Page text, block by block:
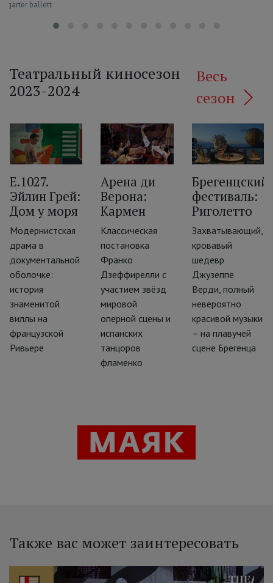
ballett
Театральный киносезон
2023-2024
Весь
сезон
E.1027.
Эйлин Грей:
Дом у моря
Модернистская
драма в
документальной
оболочке:
история
знаменитой
виллы на
французской
Ривьере
Арена ди
Верона:
Кармен
Классическая
постановка
Франко
Дзеффирелли с
участием звёзд
мировой
оперной сцены и
испанских
танцоров
фламенко
Брегенцский
фестиваль:
Риголетто
Захватывающий,
кровавый
шедевр
Джузеппе
Верди, полный
невероятно
красивой музыки
– на плавучей
сцене Брегенца
Также вас может заинтересовать